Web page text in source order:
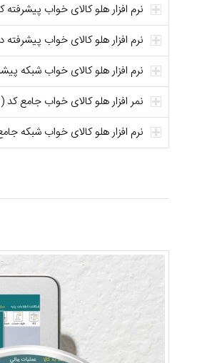
نرم افزار هلو کالای خواب پیشرفته کد (۸۳۰۱۳) ۲۶.۷۰۰.۰۰۰
نرم افزار هلو کالای خواب پیشرفته دوکاربره (۸۳۰۱۴)
نرم افزار هلو کالای خواب شبکه پیشرفته کد (۸۳۰۱۵)
نمر افزار هلو کالای خواب جامع کد (۸۳۰۴۱) ۳۵.۷۰۰.۰۰۰ تومان
نرم افزار هلو کالای خواب شبکه جامع کد (۸۳۰۴۴)